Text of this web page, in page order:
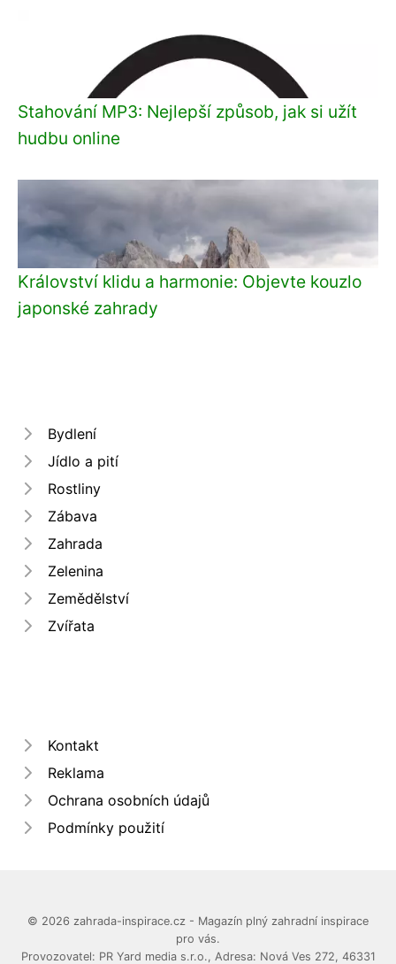
Stahování MP3: Nejlepší způsob, jak si užít
hudbu online
Království klidu a harmonie: Objevte kouzlo
japonské zahrady
Bydlení
Jídlo a pití
Rostliny
Zábava
Zahrada
Zelenina
Zemědělství
Zvířata
Kontakt
Reklama
Ochrana osobních údajů
Podmínky použití
© 2026 zahrada-inspirace.cz - Magazín plný zahradní inspirace
pro vás.
Provozovatel: PR Yard media s.r.o., Adresa: Nová Ves 272, 46331